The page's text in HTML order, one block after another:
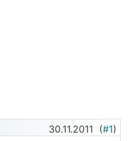
30.11.2011 (#1)